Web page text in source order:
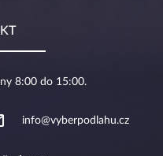
8:00 do 15:00.
info@vyberpodlahu.cz